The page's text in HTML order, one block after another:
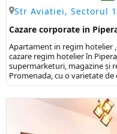
Str Aviatiei, Sectorul
Cazare corporate in
Apartament in regim hotelier
cazare regim hotelier în
supermarketuri, magazine și
Promenada, cu o varietate